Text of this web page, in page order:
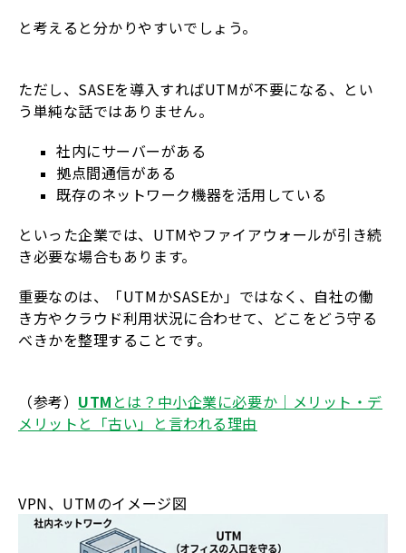
と考えると分かりやすいでしょう。
ただし、SASEを導入すればUTMが不要になる、とい
う単純な話ではありません。
社内にサーバーがある
拠点間通信がある
既存のネットワーク機器を活用している
といった企業では、UTMやファイアウォールが引き続
き必要な場合もあります。
重要なのは、「UTMかSASEか」ではなく、自社の働
き方やクラウド利用状況に合わせて、どこをどう守る
べきかを整理することです。
（参考） UTM とは？中小企業に必要か｜メリット・デ
メリットと「古い」と言われる理由
VPN、UTMのイメージ図